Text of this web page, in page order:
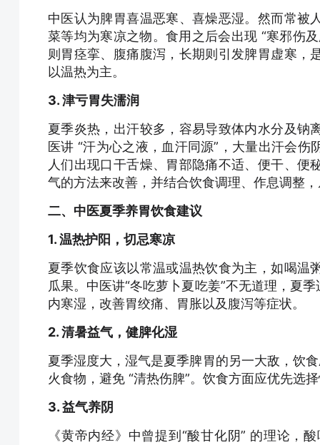
中医认为脾胃喜温恶寒、喜燥恶湿。然而常被
菜等均为寒凉之物。食用之后会出现 “寒邪伤
则胃痉挛、腹痛腹泻，长期则引发脾胃虚寒，
以温热为主。
3. 津亏胃失濡润
夏季炎热，出汗较多，容易导致体内水分及钠
医讲 “汗为心之液，血汗同源”，大量出汗会
人们出现口干舌燥、胃部隐痛不适、便干、
气的方法来改善，并结合饮食调理、作息调整
二、中医夏季养胃饮食建议
1. 温热护阳，切忌寒凉
夏季饮食应该以常温或温热饮食为主，如喝温
瓜果。中医讲“冬吃萝卜夏吃姜”不无道理，夏
内寒湿，改善胃绞痛、胃胀以及腹泻等症状。
2. 清暑益气，健脾化湿
夏季湿度大，湿气是夏季脾胃的另一大敌，饮
火食物，避免 “清热伤脾”。饮食方面应优先选
3. 益气养阴
《黄帝内经》中曾提到“酸甘化阴” 的理论，